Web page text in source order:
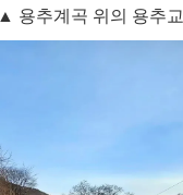
▲ 용추계곡 위의 용추교